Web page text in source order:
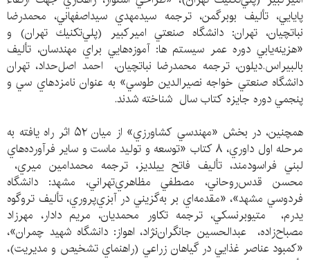
پايايي، تأليف بوبرگمن، ترجمه سيدمهدي سيداصفهاني، محمدرضا
نباتچيان، تهران: دانشگاه صنعتي اميركبير (پلي‌تكنيك تهران) و
«هزينه‌يابي دوره عمر سيستم ها: آموزه‌هايي براي مهندسان، تأليف
بالبيراس.ديلون، ترجمه محمدرضا نباتچيان، احمد اصل‌حداد، تهران
دانشگاه صنعتي خواجه نصيرالدين طوسي» به عنوان نامزدهاي سي و
پنجمي دوره جايزه كتاب سال شناخته شدند.
همچنين، در بخش «مهندسي كشاورزي» از ميان ۵۲ اثر راه يافته به
مرحله اول داوري، ۸ كتاب «توسعه و توليد ماست و ساير فرآورده‌هاي
لبني فراسودمند، تأليف فاتح ييلديز، ترجمه محمدامين ميري،
محسن قدس‌روحاني، مصطفي مظاهري‌تهراني، مشهد: دانشگاه
فردوسي مشهد»، «مقدمه‌اي بر به‌گزيني در آبزي‌پروري، تأليف تروگوه
يدرم، متيوبرنسكي، ترجمه تكاور محمديان، مريم دادار، مهرزاد
مصباح‌زاده، عبدالحسين جانگران‌نژاد، اهواز: دانشگاه شهيد چمران»،
«كمبود عناصر غذايي در گياهان زراعي (راهنماي تشخيص و مديريت)،